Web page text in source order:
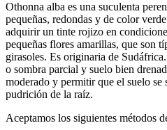
Othonna alba es una suculenta
pequeñas, redondas y de color
adquirir un tinte rojizo en
pequeñas flores amarillas, que son
girasoles. Es originaria de
o sombra parcial y suelo bien
moderado y permitir que el suelo se
pudrición de la raíz.
Aceptamos los siguientes métodos